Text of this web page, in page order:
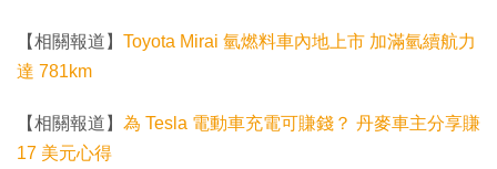
【相關報道】 Toyota Mirai 氫燃料車內地上市 加滿氫續航力
達 781km
【相關報道】 為 Tesla 電動車充電可賺錢？ 丹麥車主分享賺
17 美元心得